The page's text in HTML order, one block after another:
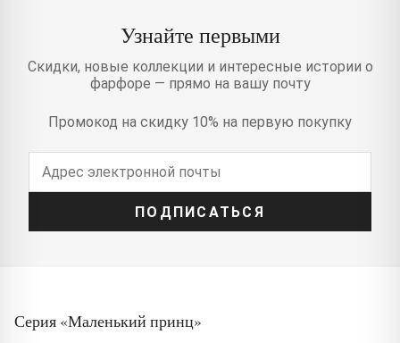
Узнайте первыми
Скидки, новые коллекции и интересные истории о
фарфоре — прямо на вашу почту
Промокод на скидку 10% на первую покупку
ПОДПИСАТЬСЯ
Серия «Маленький принц»